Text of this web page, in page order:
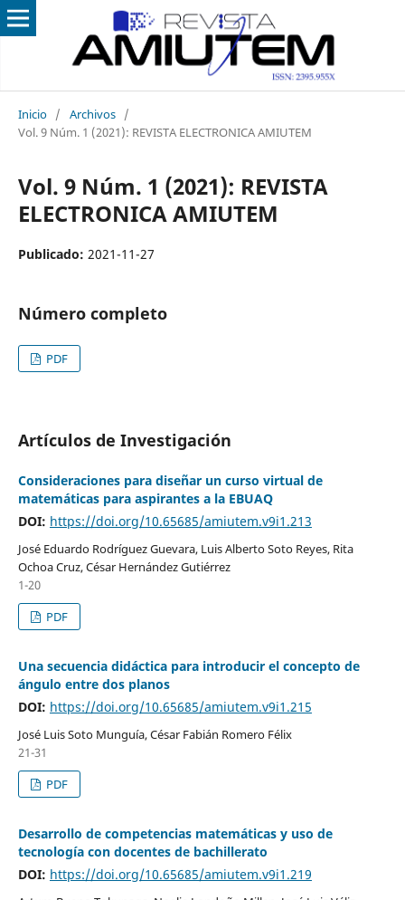
Inicio / Archivos /
Vol. 9 Núm. 1 (2021): REVISTA ELECTRONICA AMIUTEM
Vol. 9 Núm. 1 (2021): REVISTA
ELECTRONICA AMIUTEM
Publicado: 2021-11-27
Número completo
PDF
Artículos de Investigación
Consideraciones para diseñar un curso virtual de
matemáticas para aspirantes a la EBUAQ
DOI: https://doi.org/10.65685/amiutem.v9i1.213
José Eduardo Rodríguez Guevara, Luis Alberto Soto Reyes, Rita
Ochoa Cruz, César Hernández Gutiérrez
1-20
PDF
Una secuencia didáctica para introducir el concepto de
ángulo entre dos planos
DOI: https://doi.org/10.65685/amiutem.v9i1.215
José Luis Soto Munguía, César Fabián Romero Félix
21-31
PDF
Desarrollo de competencias matemáticas y uso de
tecnología con docentes de bachillerato
DOI: https://doi.org/10.65685/amiutem.v9i1.219